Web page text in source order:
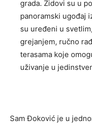
grada. Zidovi su u
panoramski ugođaj
su uređeni u
grejanjem, ručno
terasama koje
uživanje u
Sam Đoković je u